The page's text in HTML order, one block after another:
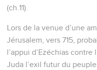
(ch.11).
Lors de la venue d’une
Jérusalem, vers 715,
l’appui d’Ezéchias contre
Juda l’exil futur du